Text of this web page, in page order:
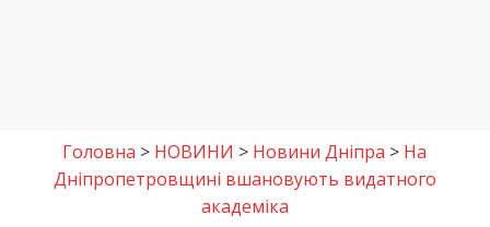
Головна > НОВИНИ > Новини Дніпра > На
Дніпропетровщині вшановують видатного
академіка